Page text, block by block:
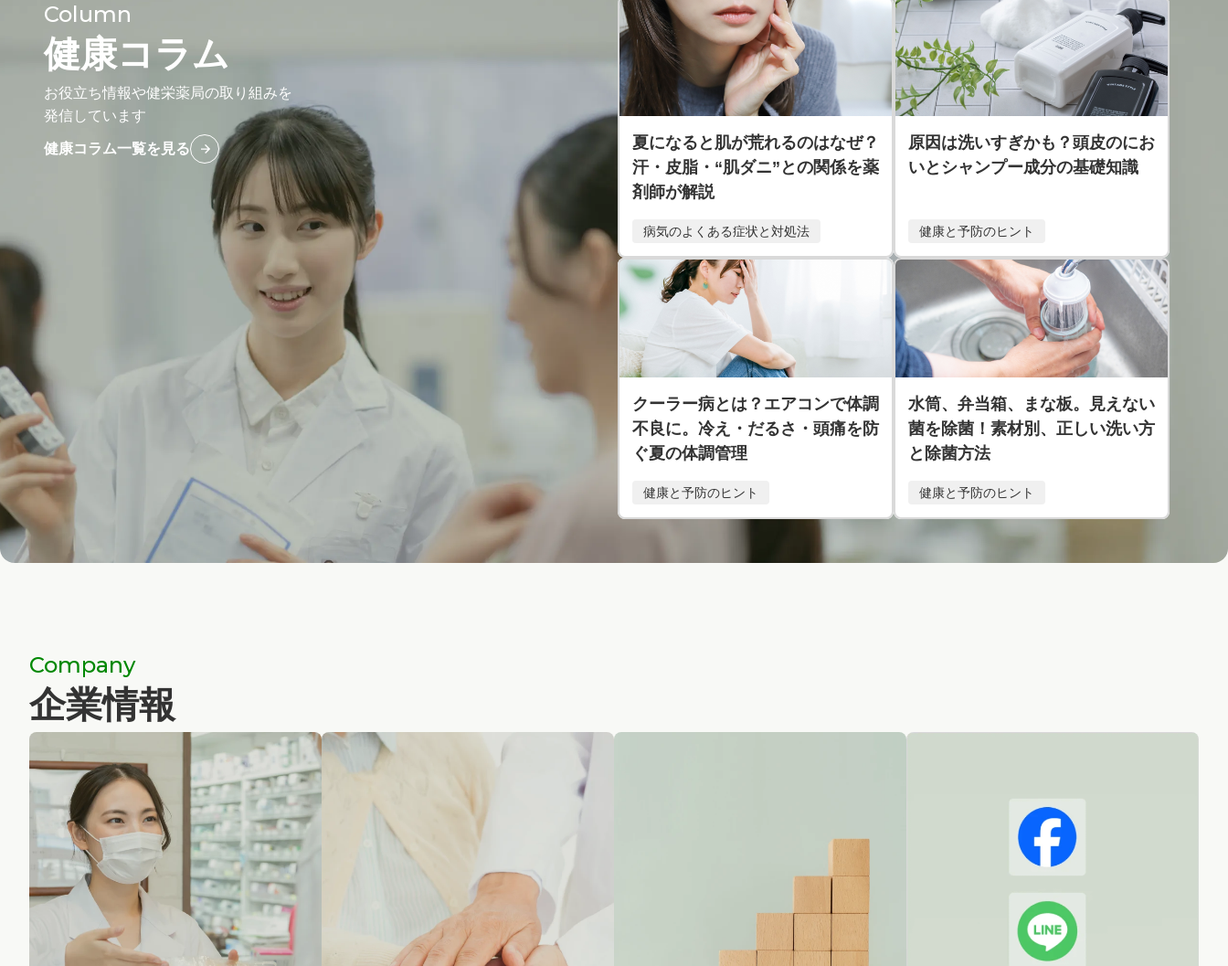
Column
健康コラム
お役立ち情報や健栄薬局の取り組みを
発信しています
健康コラム一覧を見る
夏になると肌が荒れるのはなぜ？
汗・皮脂・“肌ダニ”との関係を薬
剤師が解説
病気のよくある症状と対処法
原因は洗いすぎかも？頭皮のにお
いとシャンプー成分の基礎知識
健康と予防のヒント
クーラー病とは？エアコンで体調
不良に。冷え・だるさ・頭痛を防
ぐ夏の体調管理
健康と予防のヒント
水筒、弁当箱、まな板。見えない
菌を除菌！素材別、正しい洗い方
と除菌方法
健康と予防のヒント
Company
企業情報